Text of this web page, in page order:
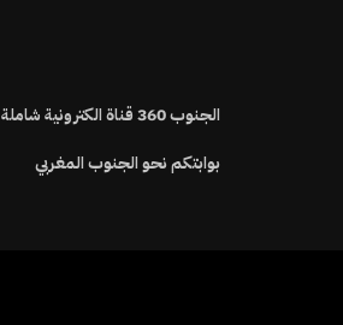
الجنوب360قناة الكترونية شاملة
بوابتكم نحو الجنوب المغربي